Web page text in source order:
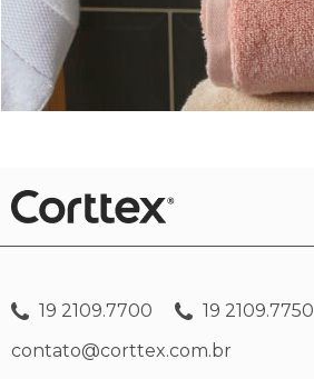
19 2109.7700
19 2109.7750
contato@corttex.com.br